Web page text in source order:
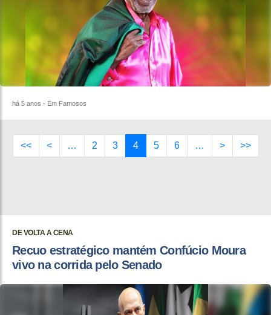
há 5 anos - Em Famosos
<< < … 2 3 4 5 6 … > >>
DE VOLTA A CENA
Recuo estratégico mantém Confúcio Moura
vivo na corrida pelo Senado